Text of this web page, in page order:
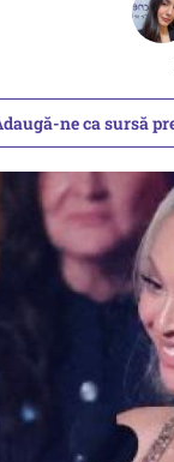
ne ca sursă